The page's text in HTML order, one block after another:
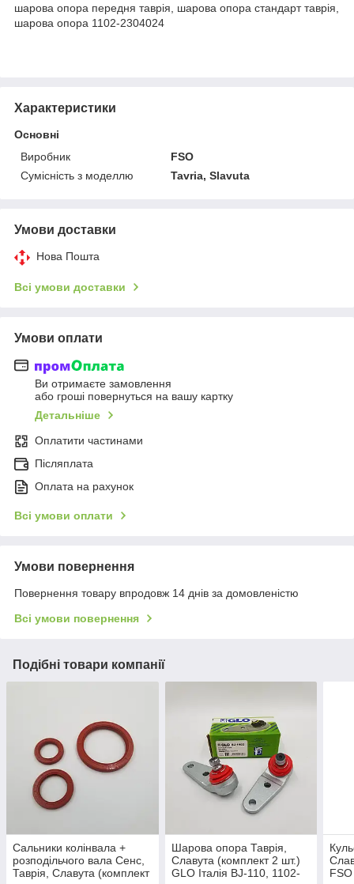
шарова опора передня таврія, шарова опора стандарт таврія,
шарова опора 1102-2304024
Характеристики
Основні
Виробник
FSO
Сумісність з моделлю
Tavria, Slavuta
Умови доставки
Нова Пошта
Всі умови доставки
Умови оплати
Ви отримаєте замовлення
або гроші повернуться на вашу картку
Детальніше
Оплатити частинами
Післяплата
Оплата на рахунок
Всі умови оплати
Умови повернення
Повернення товару впродовж 14 днів за домовленістю
Всі умови повернення
Подібні товари компанії
Сальники колінвала +
розподільчого вала Сенс,
Таврія, Славута (комплект
Шарова опора Таврія,
Славута (комплект 2 шт.)
GLO Італія BJ-110, 1102-